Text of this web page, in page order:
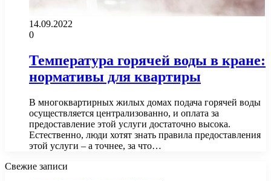
14.09.2022
0
Температура горячей воды в кране:
нормативы для квартиры
В многоквартирных жилых домах подача горячей воды
осуществляется централизованно, и оплата за
предоставление этой услуги достаточно высока.
Естественно, люди хотят знать правила предоставления
этой услуги – а точнее, за что…
Свежие записи